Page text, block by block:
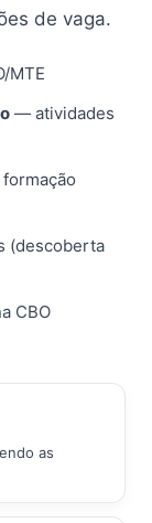
de vaga.
MTE
— atividades
(descoberta
CBO
as